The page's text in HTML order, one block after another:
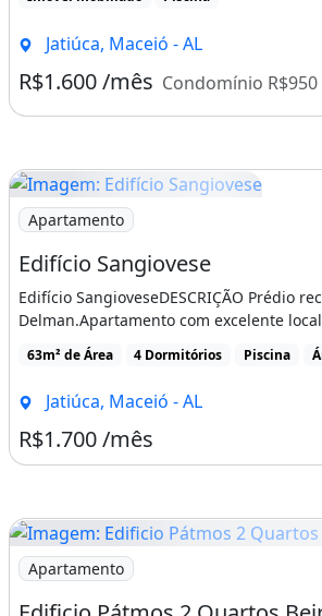
Jatiúca, Maceió - AL
R$1.600 /mês Condomínio R$950
Imagem: Edifício Sangiovese
Apartamento
Edifício Sangiovese
Edifício SangioveseDESCRIÇÃO Prédio
Delman.Apartamento com excelente
63m² de Área 4 Dormitórios Piscina
Jatiúca, Maceió - AL
R$1.700 /mês
Imagem: Edificio Pátmos 2 Quartos
Apartamento